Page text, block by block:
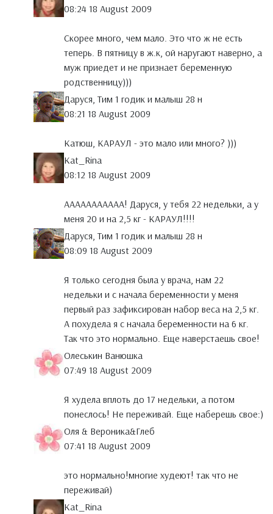
08:24 18 August 2009
Скорее много, чем мало. Это что ж не есть
теперь. В пятницу в ж.к, ой наругают наверно, а
муж приедет и не признает беременную
родственницу)))
Даруся, Тим 1 годик и малыш 28 н
08:21 18 August 2009
Катюш, КАРАУЛ - это мало или много? )))
Kat_Rina
08:12 18 August 2009
ААААААААААА! Даруся, у тебя 22 недельки, а у
меня 20 и на 2,5 кг - КАРАУЛ!!!!
Даруся, Тим 1 годик и малыш 28 н
08:09 18 August 2009
Я только сегодня была у врача, нам 22
недельки и с начала беременности у меня
первый раз зафиксирован набор веса на 2,5 кг.
А похудела я с начала беременности на 6 кг.
Так что это нормально. Еще наверстаешь свое!
Олеськин Ванюшка
07:49 18 August 2009
Я худела вплоть до 17 недельки, а потом
понеслось! Не переживай. Еще наберешь свое:)
Оля & Вероника&Глеб
07:41 18 August 2009
это нормально!многие худеют! так что не
переживай)
Kat_Rina